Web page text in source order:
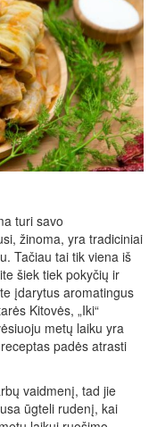
turi savo
žinoma, yra tradiciniai
Tačiau tai tik viena iš
šiek tiek pokyčių ir
įdarytus aromatingus
Kitovės, „Iki“
metų laiku yra
padės atrasti
vaidmenį, tad jie
ūgteli rudenį, kai